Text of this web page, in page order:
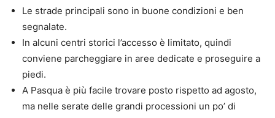
Le strade principali sono in buone condizioni e ben
segnalate.
In alcuni centri storici l’accesso è limitato, quindi
conviene parcheggiare in aree dedicate e proseguire a
piedi.
A Pasqua è più facile trovare posto rispetto ad agosto,
ma nelle serate delle grandi processioni un po’ di